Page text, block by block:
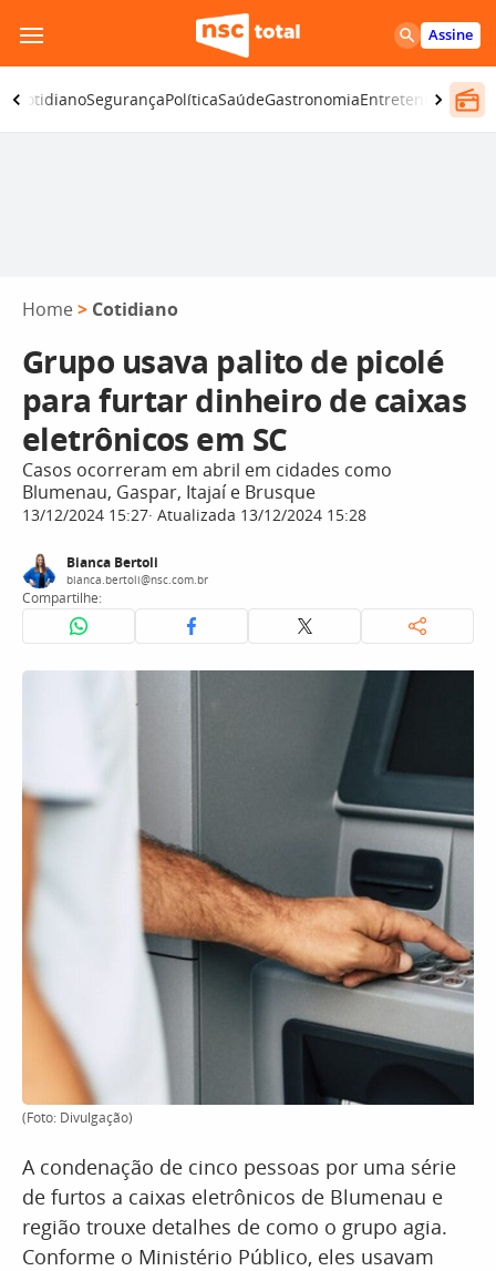
para
o
conteúdo
Assine
CotidianoSegurançaPolíticaSaúdeGastronomiaEntretenimento
Home > Cotidiano
Grupo usava palito de picolé
para furtar dinheiro de caixas
eletrônicos em SC
Casos ocorreram em abril em cidades como
Blumenau, Gaspar, Itajaí e Brusque
13/12/2024 15:27 Atualizada 13/12/2024 15:28
Bianca Bertoli
bianca.bertoli@nsc.com.br
Compartilhe:
(Foto: Divulgação)
A condenação de cinco pessoas por uma série
de furtos a caixas eletrônicos de Blumenau e
região trouxe detalhes de como o grupo agia.
Conforme o Ministério Público, eles usavam